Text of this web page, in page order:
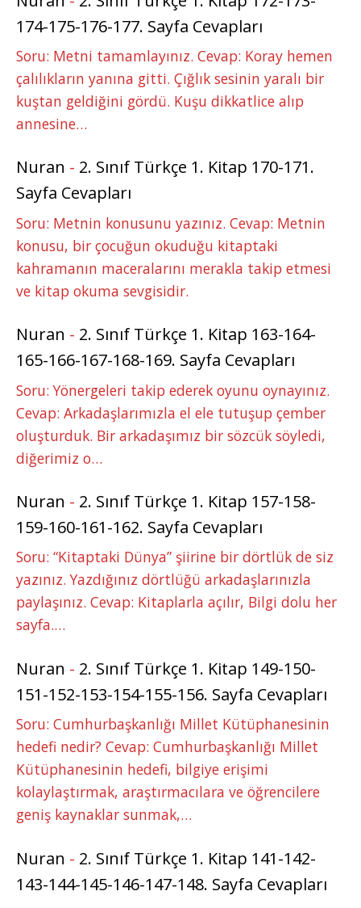
174-175-176-177. Sayfa Cevapları
Soru: Metni tamamlayınız. Cevap: Koray hemen
çalılıkların yanına gitti. Çığlık sesinin yaralı bir
kuştan geldiğini gördü. Kuşu dikkatlice alıp
annesine…
Nuran - 2. Sınıf Türkçe 1. Kitap 170-171.
Sayfa Cevapları
Soru: Metnin konusunu yazınız. Cevap: Metnin
konusu, bir çocuğun okuduğu kitaptaki
kahramanın maceralarını merakla takip etmesi
ve kitap okuma sevgisidir.
Nuran - 2. Sınıf Türkçe 1. Kitap 163-164-
165-166-167-168-169. Sayfa Cevapları
Soru: Yönergeleri takip ederek oyunu oynayınız.
Cevap: Arkadaşlarımızla el ele tutuşup çember
oluşturduk. Bir arkadaşımız bir sözcük söyledi,
diğerimiz o…
Nuran - 2. Sınıf Türkçe 1. Kitap 157-158-
159-160-161-162. Sayfa Cevapları
Soru: “Kitaptaki Dünya” şiirine bir dörtlük de siz
yazınız. Yazdığınız dörtlüğü arkadaşlarınızla
paylaşınız. Cevap: Kitaplarla açılır, Bilgi dolu her
sayfa.…
Nuran - 2. Sınıf Türkçe 1. Kitap 149-150-
151-152-153-154-155-156. Sayfa Cevapları
Soru: Cumhurbaşkanlığı Millet Kütüphanesinin
hedefi nedir? Cevap: Cumhurbaşkanlığı Millet
Kütüphanesinin hedefi, bilgiye erişimi
kolaylaştırmak, araştırmacılara ve öğrencilere
geniş kaynaklar sunmak,…
Nuran - 2. Sınıf Türkçe 1. Kitap 141-142-
143-144-145-146-147-148. Sayfa Cevapları